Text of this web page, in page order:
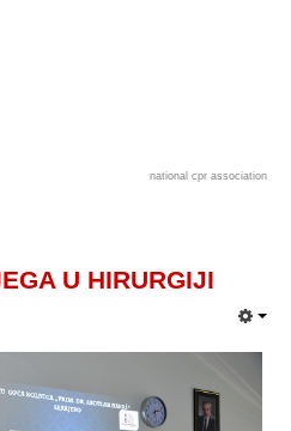
national cpr association
U HIRURGIJI